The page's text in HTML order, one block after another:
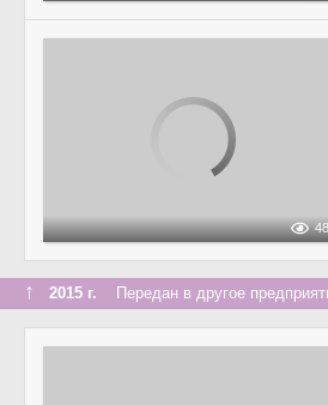
↑ 2015 г. Передан в другое